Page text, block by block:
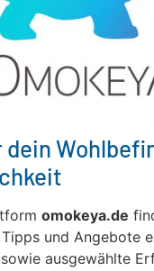
omokeya.de
und Angebote
ausgewählte